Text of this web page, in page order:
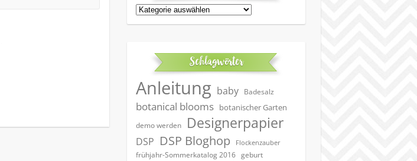
Kategorien
Schlagwörter
Anleitung baby Badesalz
botanical blooms botanischer Garten
demo werden Designerpapier
DSP DSP Bloghop Flockenzauber
frühjahr-Sommerkatalog 2016 geburt